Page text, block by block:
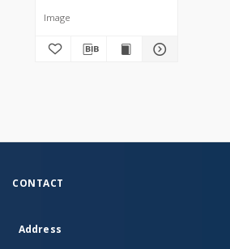
Image
CONTACT
Address